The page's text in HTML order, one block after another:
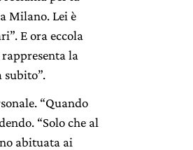
Milano. Lei è
E ora eccola
la
subito”.
“Quando
“Solo che al
abituata ai